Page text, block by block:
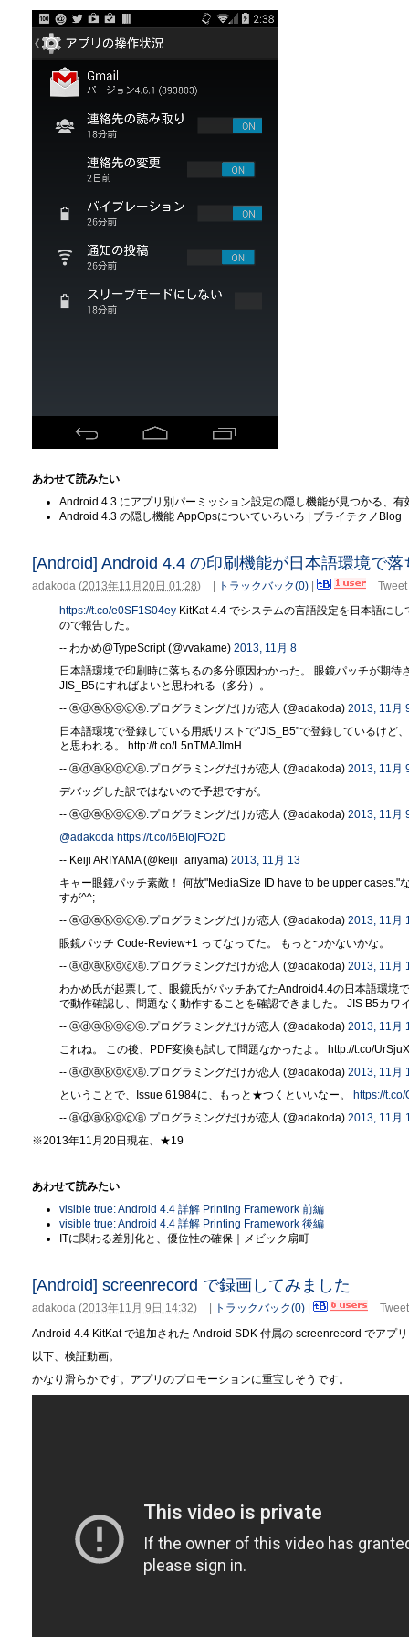
あわせて読みたい
Android 4.3 にアプリ別パーミッション設定の隠し機能が見つかる、
Android 4.3 の隠し機能 AppOpsについていろいろ | ブライテクノBlog
[Android] Android 4.4 の印刷機能が日本語環境で落
adakoda (2013年11月20日 01:28) | トラックバック(0) |
Tweet
https://t.co/e0SF1S04ey KitKat 4.4 でシステムの言語設定を日本語に
ので報告した。
-- わかめ@TypeScript (@vvakame) 2013, 11月 8
日本語環境で印刷時に落ちるの多分原因わかった。 眼鏡パッチが期
JIS_B5にすればよいと思われる（多分）。
-- ⓐⓓⓐⓚⓞⓓⓐ.プログラミングだけが恋人 (@adakoda) 2013, 11月
日本語環境で登録している用紙リストで"JIS_B5"で登録しているけど
と思われる。 http://t.co/L5nTMAJlmH
-- ⓐⓓⓐⓚⓞⓓⓐ.プログラミングだけが恋人 (@adakoda) 2013, 11月
デバッグした訳ではないので予想ですが。
-- ⓐⓓⓐⓚⓞⓓⓐ.プログラミングだけが恋人 (@adakoda) 2013, 11月
@adakoda https://t.co/l6BIojFO2D
-- Keiji ARIYAMA (@keiji_ariyama) 2013, 11月 13
キャー眼鏡パッチ素敵！ 何故"MediaSize ID have to be upper cases."
すが^^;
-- ⓐⓓⓐⓚⓞⓓⓐ.プログラミングだけが恋人 (@adakoda) 2013, 11月
眼鏡パッチ Code-Review+1 ってなってた。 もっとつかないかな。
-- ⓐⓓⓐⓚⓞⓓⓐ.プログラミングだけが恋人 (@adakoda) 2013, 11月
わかめ氏が起票して、眼鏡氏がパッチあてたAndroid4.4の日本語環境
で動作確認し、問題なく動作することを確認できました。 JIS B5カワ
-- ⓐⓓⓐⓚⓞⓓⓐ.プログラミングだけが恋人 (@adakoda) 2013, 11月
これね。 この後、PDF変換も試して問題なかったよ。 http://t.co/
-- ⓐⓓⓐⓚⓞⓓⓐ.プログラミングだけが恋人 (@adakoda) 2013, 11月
ということで、Issue 61984に、もっと★つくといいなー。 https://
-- ⓐⓓⓐⓚⓞⓓⓐ.プログラミングだけが恋人 (@adakoda) 2013, 11月
※2013年11月20日現在、★19
あわせて読みたい
visible true: Android 4.4 詳解 Printing Framework 前編
visible true: Android 4.4 詳解 Printing Framework 後編
ITに関わる差別化と、優位性の確保｜メビック扇町
[Android] screenrecord で録画してみました
adakoda (2013年11月 9日 14:32) トラックバック(0)
Tweet
Android 4.4 KitKat で追加された Android SDK 付属の screenrecord でアプ
以下、検証動画。
かなり滑らかです。 アプリのプロモーションに重宝しそうです。